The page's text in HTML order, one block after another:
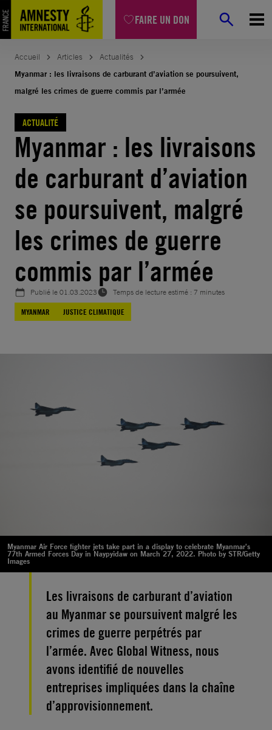
FAIRE UN DON
Aller
au
contenu
Accueil Articles
Actualités
Myanmar : les livraisons de carburant d’aviation se poursuivent,
malgré les crimes de guerre commis par l’armée
ACTUALITÉ
Myanmar : les livraisons
de carburant d’aviation
se poursuivent, malgré
les crimes de guerre
commis par l’armée
Publié le01.03.2023
Temps de lecture estimé : 7 minutes
MYANMAR
JUSTICE CLIMATIQUE
Myanmar Air Force fighter jets take part in a display to celebrate Myanmar's
77th Armed Forces Day in Naypyidaw on March 27, 2022. Photo by STR/Getty
Images
Les livraisons de carburant d’aviation
au Myanmar se poursuivent malgré les
crimes de guerre perpétrés par
l’armée. Avec Global Witness, nous
avons identifié de nouvelles
entreprises impliquées dans la chaîne
d’approvisionnement.